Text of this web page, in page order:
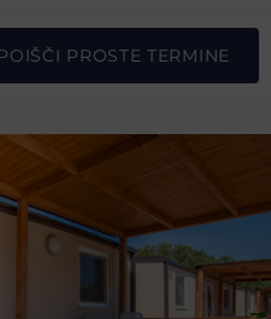
PROSTE TERMINE